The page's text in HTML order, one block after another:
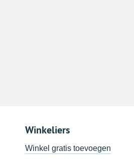
Winkeliers
Winkel gratis toevoegen